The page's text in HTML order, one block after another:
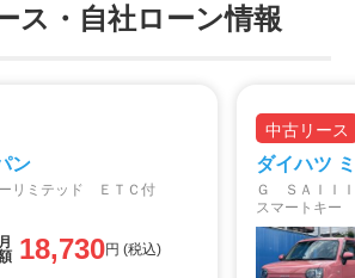
ス・自社ローン情報
ン
リミテッド ＥＴＣ付
月
18,730円 (税込)
中古リース
ダイハツ
Ｇ ＳＡＩＩ
スマートキー
ドライト ス
アイドリング